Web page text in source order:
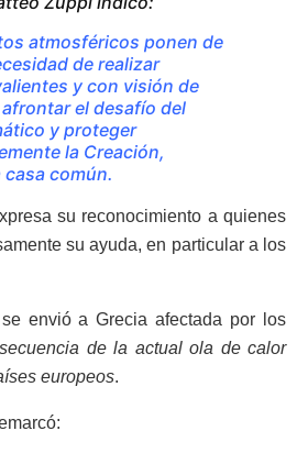
atmosféricos ponen de
de realizar
y con visión de
el desafío del
y proteger
la Creación,
común.
su reconocimiento a quienes
su ayuda, en particular a los
envió a Grecia afectada por los
de la actual ola de calor
europeos.